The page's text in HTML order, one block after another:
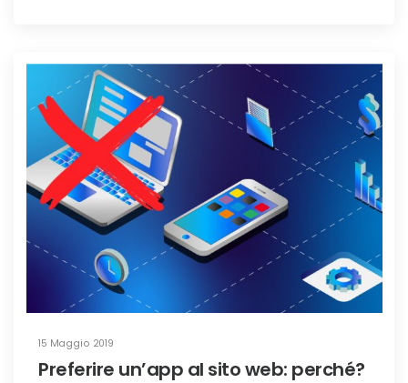
15 Maggio 2019
Preferire un’app al sito web: perché?